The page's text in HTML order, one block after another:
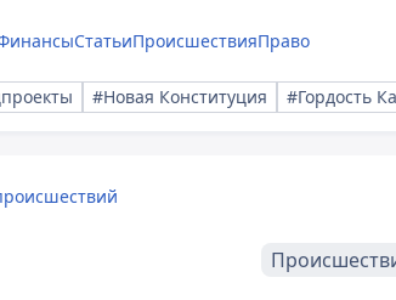
СтатьиПроисшествияПраво
#Новая Конституция #Гордость